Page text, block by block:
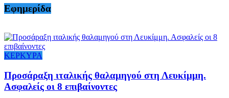
Εφημερίδα
ΚΕΡΚΥΡΑ
Προσάραξη ιταλικής θαλαμηγού στη Λευκίμμη.
Ασφαλείς οι 8 επιβαίνοντες